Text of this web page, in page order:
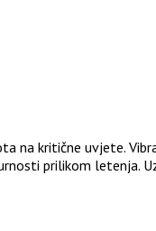
na kritične uvjete.
prilikom letenja.